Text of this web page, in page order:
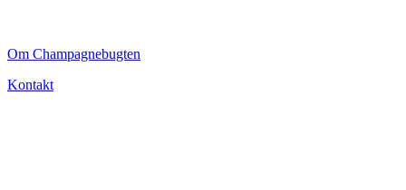
Om Champagnebugten
Kontakt